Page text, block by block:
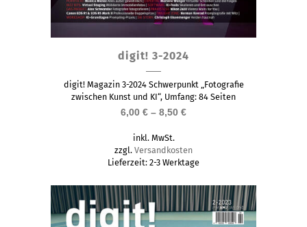
weist
mehrere
können
auf
der
digit! 3-2024
digit! Magazin 3-2024 Schwerpunkt „Fotografie
zwischen Kunst und KI“, Umfang: 84 Seiten
6,00 € – 8,50 €
inkl. MwSt.
zzgl. Versandkosten
Lieferzeit: 2-3 Werktage